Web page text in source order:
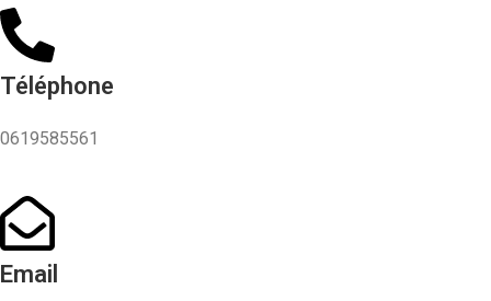
Téléphone
0619585561
Email